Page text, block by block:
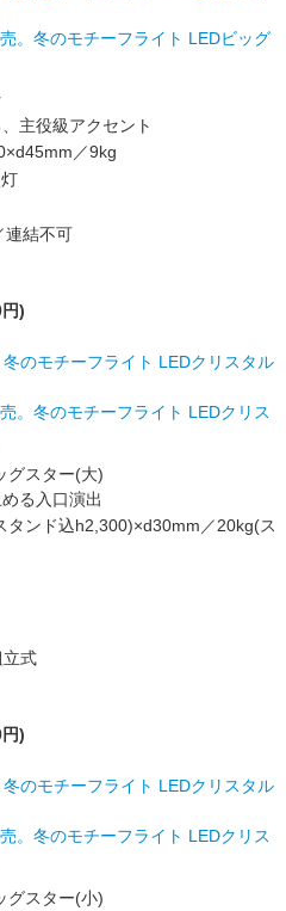
主役級アクセント
／9kg
連結不可
)
グスター(大)
る入口演出
タンド込h2,300)×d30mm／20kg(ス
立式
)
グスター(小)